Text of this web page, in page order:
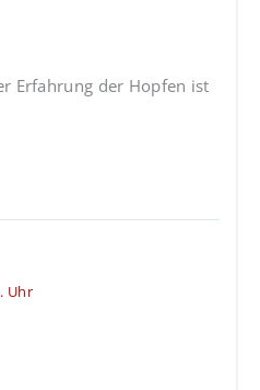
Erfahrung der Hopfen ist
Uhr